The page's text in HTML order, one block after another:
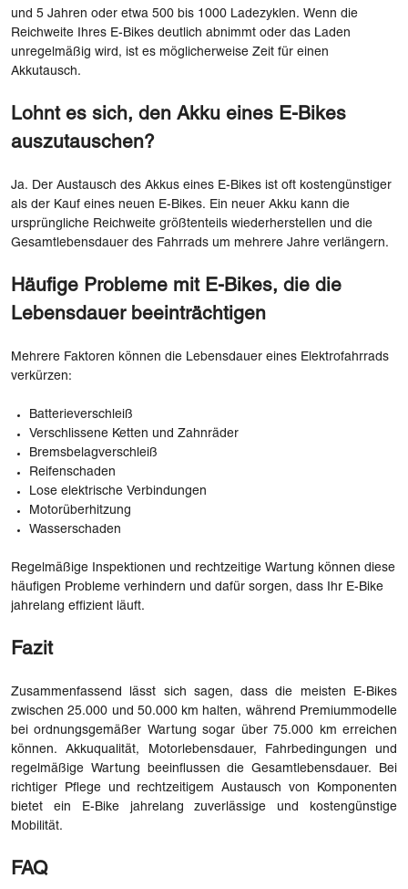
und 5 Jahren oder etwa 500 bis 1000 Ladezyklen. Wenn die
Reichweite Ihres E-Bikes deutlich abnimmt oder das Laden
unregelmäßig wird, ist es möglicherweise Zeit für einen
Akkutausch.
Lohnt es sich, den Akku eines E-Bikes
auszutauschen?
Ja. Der Austausch des Akkus eines E-Bikes ist oft kostengünstiger
als der Kauf eines neuen E-Bikes. Ein neuer Akku kann die
ursprüngliche Reichweite größtenteils wiederherstellen und die
Gesamtlebensdauer des Fahrrads um mehrere Jahre verlängern.
Häufige Probleme mit E-Bikes, die die
Lebensdauer beeinträchtigen
Mehrere Faktoren können die Lebensdauer eines Elektrofahrrads
verkürzen:
Batterieverschleiß
Verschlissene Ketten und Zahnräder
Bremsbelagverschleiß
Reifenschaden
Lose elektrische Verbindungen
Motorüberhitzung
Wasserschaden
Regelmäßige Inspektionen und rechtzeitige Wartung können diese
häufigen Probleme verhindern und dafür sorgen, dass Ihr E-Bike
jahrelang effizient läuft.
Fazit
Zusammenfassend lässt sich sagen, dass die meisten E-Bikes
zwischen 25.000 und 50.000 km halten, während Premiummodelle
bei ordnungsgemäßer Wartung sogar über 75.000 km erreichen
können. Akkuqualität, Motorlebensdauer, Fahrbedingungen und
regelmäßige Wartung beeinflussen die Gesamtlebensdauer. Bei
richtiger Pflege und rechtzeitigem Austausch von Komponenten
bietet ein E-Bike jahrelang zuverlässige und kostengünstige
Mobilität.
FAQ